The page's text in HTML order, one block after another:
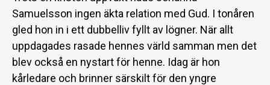
Samuelsson ingen äkta relation med Gud. I tonåren
gled hon in i ett dubbelliv fyllt av lögner. När allt
uppdagades rasade hennes värld samman men det
blev också en nystart för henne. Idag är hon
kårledare och brinner särskilt för den yngre